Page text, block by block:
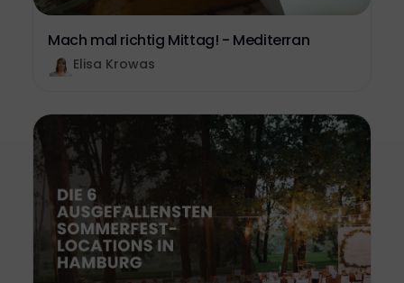
Mach mal richtig Mittag! - Mediterran
Elisa Krowas